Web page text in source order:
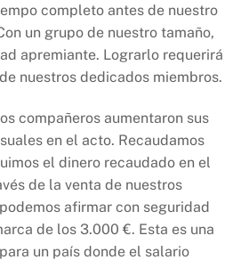
completo antes de nuestro
un grupo de nuestro tamaño,
apremiante. Lograrlo requerirá
nuestros dedicados miembros.
compañeros aumentaron sus
en el acto. Recaudamos
el dinero recaudado en el
de la venta de nuestros
afirmar con seguridad
de los 3.000 €. Esta es una
un país donde el salario